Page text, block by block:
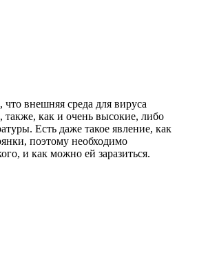
что внешняя среда для вируса
также, как и очень высокие, либо
Есть даже такое явление, как
поэтому необходимо
и как можно ей заразиться.